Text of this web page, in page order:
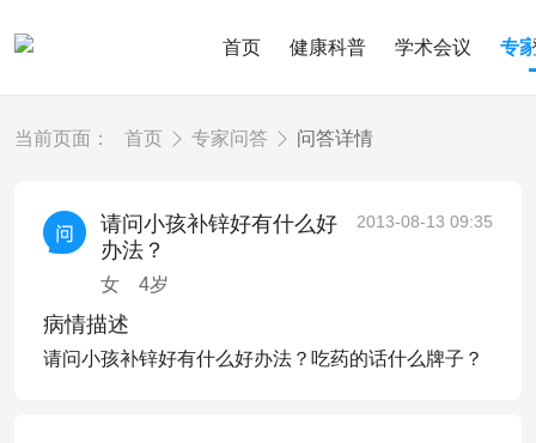
首页 健康科普 学术会议 专
当前页面： 首页 专家问答 问答详情
请问小孩补锌好有什么好
办法？
女 4岁
2013-08-13 09:35
病情描述
请问小孩补锌好有什么好办法？吃药的话什么牌子？